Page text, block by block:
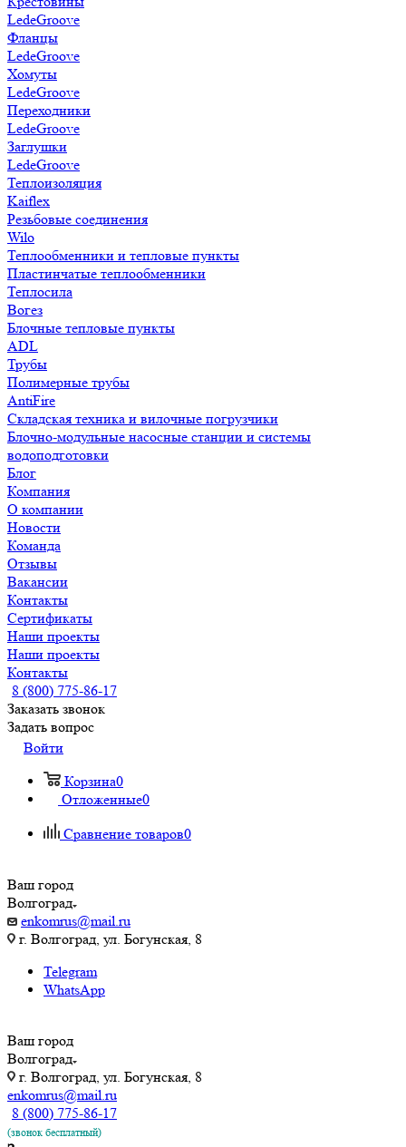
LedeGroove
Фланцы
LedeGroove
Хомуты
LedeGroove
Переходники
LedeGroove
Заглушки
LedeGroove
Теплоизоляция
Kaiflex
Резьбовые соединения
Wilo
Теплообменники и тепловые пункты
Пластинчатые теплообменники
Теплосила
Вогез
Блочные тепловые пункты
ADL
Трубы
Полимерные трубы
AntiFire
Складская техника и вилочные погрузчики
Блочно-модульные насосные станции и системы
водоподготовки
Блог
Компания
О компании
Новости
Команда
Отзывы
Вакансии
Контакты
Сертификаты
Наши проекты
Наши проекты
Контакты
8 (800) 775-86-17
Заказать звонок
Задать вопрос
Войти
Корзина0
Отложенные0
Сравнение товаров0
Ваш город
Волгоград
enkomrus@mail.ru
г. Волгоград, ул. ​Богунская, 8
Telegram
WhatsApp
Ваш город
Волгоград
г. Волгоград, ул. ​Богунская, 8
enkomrus@mail.ru
8 (800) 775-86-17
(звонок бесплатный)